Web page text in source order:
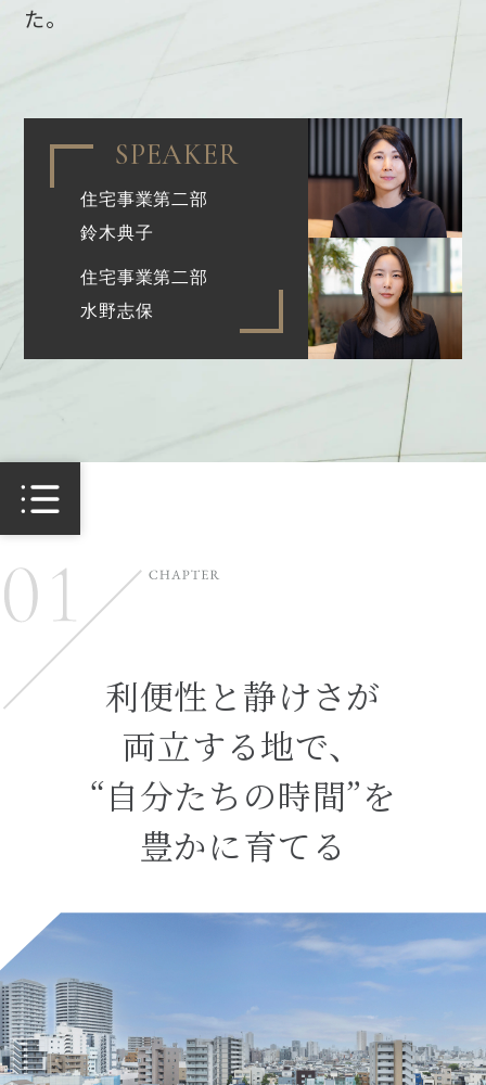
た。
SPEAKER
住宅事業第二部
鈴木典子
住宅事業第二部
水野志保
01
利便性と静けさが両立する街で、“自分
たちの時間”を豊かに育てる
02
様とサービス
利便性と静けさが
両立する地で、
“自分たちの時間”を
豊かに育てる